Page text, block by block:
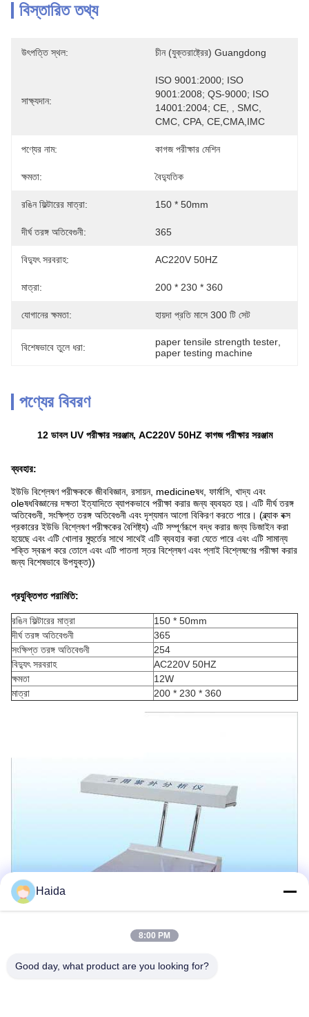
বিস্তারিত তথ্য
উৎপত্তি স্থল: চীন (যুক্তরাষ্ট্রের) Guangdong
সাক্ষ্যদান:
ISO 9001:2000; ISO
9001:2008; QS-9000; ISO
14001:2004; CE, , SMC,
CMC, CPA, CE,CMA,IMC
পণ্যের নাম: কাগজ পরীক্ষার মেশিন
ক্ষমতা: বৈদ্যুতিক
রঙিন ফিল্টারের মাত্রা: 150 * 50mm
দীর্ঘ তরঙ্গ অতিবেগুনী: 365
বিদ্যুৎ সরবরাহ: AC220V 50HZ
মাত্রা: 200 * 230 * 360
যোগানের ক্ষমতা: হায়দা প্রতি মাসে 300 টি সেট
বিশেষভাবে তুলে ধরা: paper tensile strength tester
paper testing machine
পণ্যের বিবরণ
12 ডাবল UV পরীক্ষার সরঞ্জাম, AC220V 50HZ কাগজ পরীক্ষার সরঞ্জাম
ব্যবহার:
ইউভি বিশ্লেষণ পরীক্ষককে জীববিজ্ঞান, রসায়ন, medicineষধ, ফার্মাসি, খাদ্য এবং
oleষধবিজ্ঞানের দক্ষতা ইত্যাদিতে ব্যাপকভাবে পরীক্ষা করার জন্য ব্যবহৃত হয়। এটি দীর্ঘ তরঙ্গ
অতিবেগুনী, সংক্ষিপ্ত তরঙ্গ অতিবেগুনী এবং দৃশ্যমান আলো বিকিরণ করতে পারে। (ব্ল্যাক বক্স
প্রকারের ইউভি বিশ্লেষণ পরীক্ষকের বৈশিষ্ট্য) এটি সম্পূর্ণরূপে বদ্ধ করার জন্য ডিজাইন করা
হয়েছে এবং এটি খোলার মুহুর্তের সাথে সাথেই এটি ব্যবহার করা যেতে পারে এবং এটি সামান্য
শক্তি স্বরূপ করে তোলে এবং এটি পাতলা স্তর বিশ্লেষণ এবং প্লাই বিশ্লেষণের পরীক্ষা করার
জন্য বিশেষভাবে উপযুক্ত))
প্রযুক্তিগত পরামিতি:
রঙিন ফিল্টারের মাত্রা
150 * 50mm
দীর্ঘ তরঙ্গ অতিবেগুনী
365
সংক্ষিপ্ত তরঙ্গ অতিবেগুনী
254
বিদ্যুৎ সরবরাহ
AC220V 50HZ
ক্ষমতা
12W
মাত্রা
200 * 230 * 360
ট্যাগ: Packaging Testing Instruments
Haida
8:00 PM
Good day, what product are you looking for?